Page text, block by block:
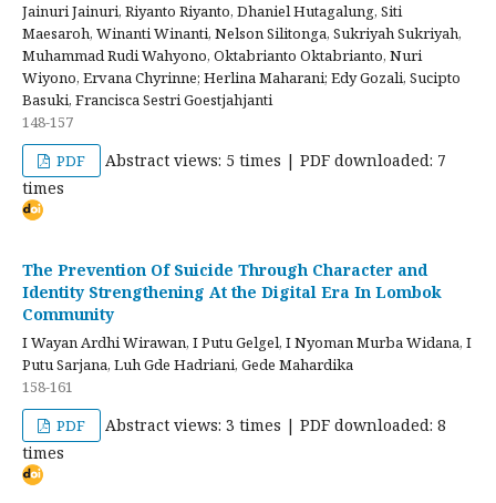
Jainuri Jainuri, Riyanto Riyanto, Dhaniel Hutagalung, Siti
Maesaroh, Winanti Winanti, Nelson Silitonga, Sukriyah Sukriyah,
Muhammad Rudi Wahyono, Oktabrianto Oktabrianto, Nuri
Wiyono, Ervana Chyrinne; Herlina Maharani; Edy Gozali, Sucipto
Basuki, Francisca Sestri Goestjahjanti
148-157
PDF
Abstract views: 5 times | PDF downloaded: 7
times
The Prevention Of Suicide Through Character and
Identity Strengthening At the Digital Era In Lombok
Community
I Wayan Ardhi Wirawan, I Putu Gelgel, I Nyoman Murba Widana, I
Putu Sarjana, Luh Gde Hadriani, Gede Mahardika
158-161
PDF
Abstract views: 3 times | PDF downloaded: 8
times